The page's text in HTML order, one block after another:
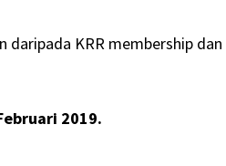
daripada KRR membership
2019.